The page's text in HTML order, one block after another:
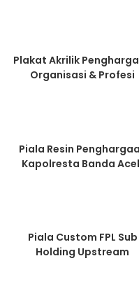
Plakat Akrilik
Organisasi & Profesi
Piala Resin
Kapolresta Banda
Piala Custom FPL Sub
Holding Upstream